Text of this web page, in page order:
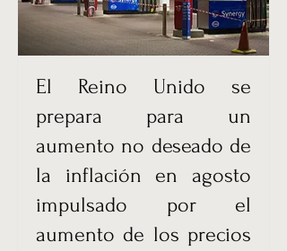
El Reino Unido se
prepara para un
aumento no deseado de
la inflación en agosto
impulsado por el
aumento de los precios